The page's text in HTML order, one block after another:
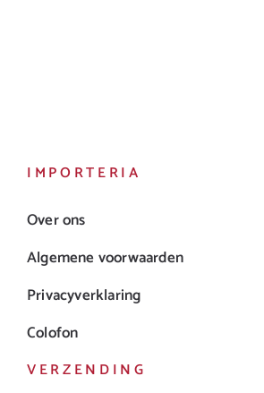
IMPORTERIA
Over ons
Algemene voorwaarden
Privacyverklaring
Colofon
VERZENDING